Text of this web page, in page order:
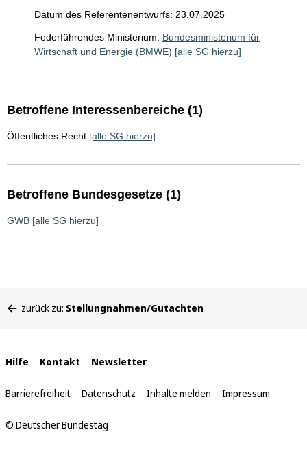
Datum des Referentenentwurfs: 23.07.2025
Federführendes Ministerium: Bundesministerium für
Wirtschaft und Energie (BMWE) [alle SG hierzu]
Betroffene Interessenbereiche (1)
Öffentliches Recht [alle SG hierzu]
Betroffene Bundesgesetze (1)
GWB [alle SG hierzu]
befinden
zurück zu: Stellungnahmen/Gutachten
Interne
Links
Hilfe Kontakt Newsletter
Barrierefreiheit Datenschutz Inhalte melden Impressum
© Deutscher Bundestag